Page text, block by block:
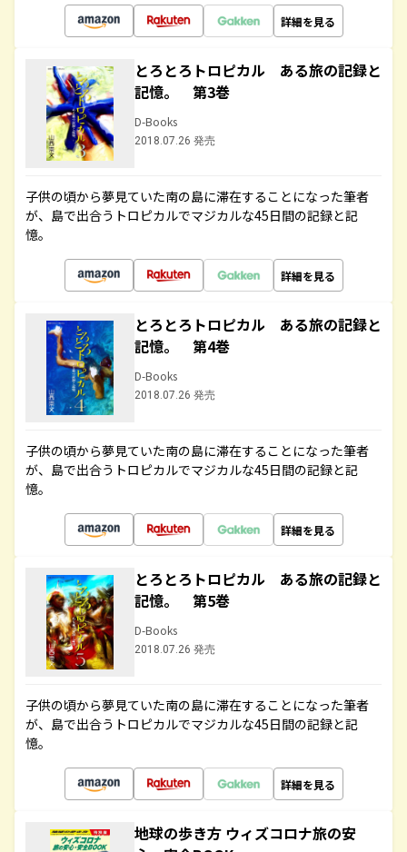
詳細を見る
とろとろトロピカル ある旅の記録と
記憶。 第3巻
D-Books
2018.07.26 発売
子供の頃から夢見ていた南の島に滞在することになった筆者
が、島で出合うトロピカルでマジカルな45日間の記録と記
憶。
詳細を見る
とろとろトロピカル ある旅の記録と
記憶。 第4巻
D-Books
2018.07.26 発売
子供の頃から夢見ていた南の島に滞在することになった筆者
が、島で出合うトロピカルでマジカルな45日間の記録と記
憶。
詳細を見る
とろとろトロピカル ある旅の記録と
記憶。 第5巻
D-Books
2018.07.26 発売
子供の頃から夢見ていた南の島に滞在することになった筆者
が、島で出合うトロピカルでマジカルな45日間の記録と記
憶。
詳細を見る
地球の歩き方 ウィズコロナ旅の安